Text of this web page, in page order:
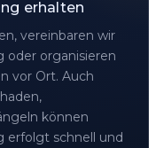
erhalten
vereinbaren wir
oder organisieren
vor Ort. Auch
können
erfolgt schnell und